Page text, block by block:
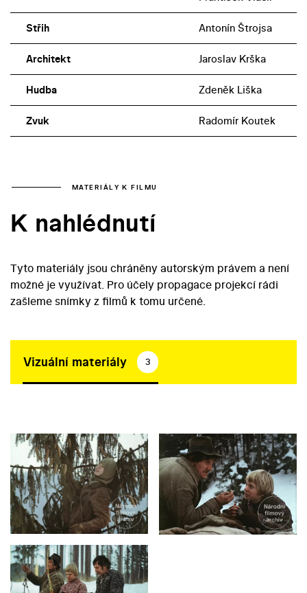
Střih Antonín Štrojsa
Architekt Jaroslav Krška
Hudba Zdeněk Liška
Zvuk Radomír Koutek
MATERIÁLY K FILMU
K nahlédnutí
Tyto materiály jsou chráněny autorským právem a není
možné je využívat. Pro účely propagace projekcí rádi
zašleme snímky z filmů k tomu určené.
Vizuální materiály 3